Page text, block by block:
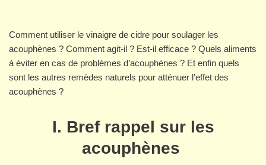
Comment utiliser le vinaigre de cidre pour soulager les
acouphènes ? Comment agit-il ? Est-il efficace ? Quels aliments
à éviter en cas de problèmes d’acouphènes ? Et enfin quels
sont les autres remèdes naturels pour atténuer l’effet des
acouphènes ?
I. Bref rappel sur les
acouphènes